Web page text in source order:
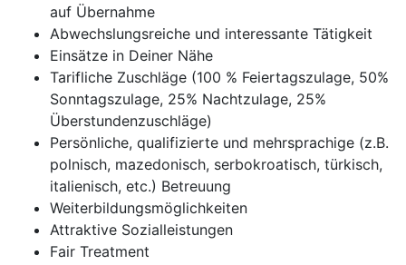
auf Übernahme
Abwechslungsreiche und interessante Tätigkeit
Einsätze in Deiner Nähe
Tarifliche Zuschläge (100 % Feiertagszulage, 50%
Sonntagszulage, 25% Nachtzulage, 25%
Überstundenzuschläge)
Persönliche, qualifizierte und mehrsprachige (z.B.
polnisch, mazedonisch, serbokroatisch, türkisch,
italienisch, etc.) Betreuung
Weiterbildungsmöglichkeiten
Attraktive Sozialleistungen
Fair Treatment